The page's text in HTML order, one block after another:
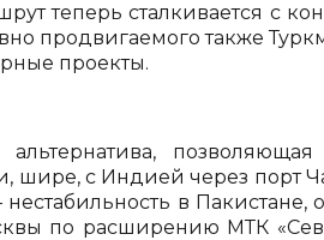
теперь сталкивается с
продвигаемого также
проекты.
позволяющая
шире, с Индией через порт
в Пакистане,
по расширению МТК